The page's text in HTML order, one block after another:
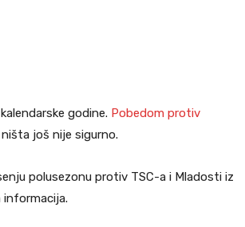
godine. Pobedom protiv
još nije sigurno.
polusezonu protiv TSC-a i Mladosti iz
informacija.